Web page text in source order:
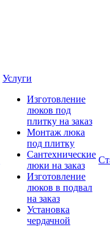
Услуги
Изготовление
люков под
плитку на заказ
Монтаж люка
под плитку
Сантехнические
люки на заказ
Изготовление
люков в подвал
на заказ
Установка
чердачной